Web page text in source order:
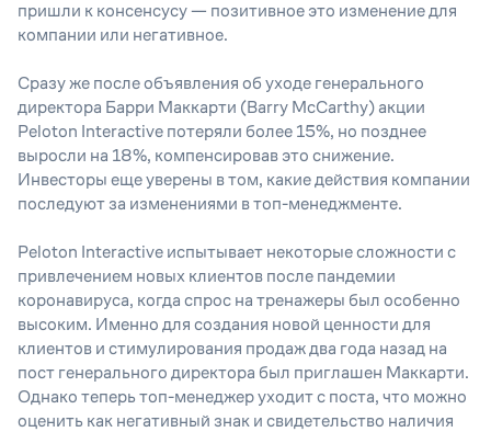
пришли к консенсусу — позитивное это изменение для
компании или негативное.
Сразу же после объявления об уходе генерального
директора Барри Маккарти (Barry McCarthy) акции
Peloton Interactive потеряли более 15%, но позднее
выросли на 18%, компенсировав это снижение.
Инвесторы еще уверены в том, какие действия компании
последуют за изменениями в топ-менеджменте.
Peloton Interactive испытывает некоторые сложности с
привлечением новых клиентов после пандемии
коронавируса, когда спрос на тренажеры был особенно
высоким. Именно для создания новой ценности для
клиентов и стимулирования продаж два года назад на
пост генерального директора был приглашен Маккарти.
Однако теперь топ-менеджер уходит с поста, что можно
оценить как негативный знак и свидетельство наличия